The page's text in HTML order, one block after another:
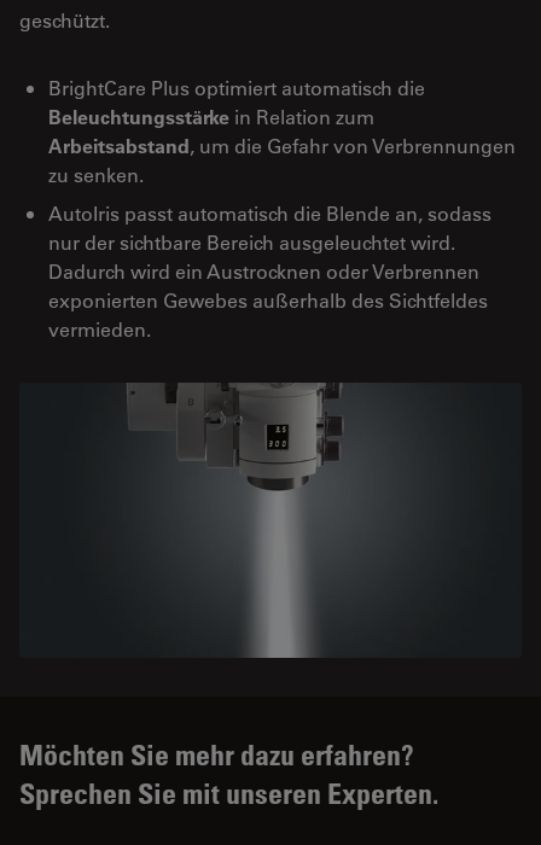
geschützt.
BrightCare Plus optimiert automatisch die
Beleuchtungsstärke in Relation zum
Arbeitsabstand, um die Gefahr von Verbrennungen
zu senken.
AutoIris passt automatisch die Blende an, sodass
nur der sichtbare Bereich ausgeleuchtet wird.
Dadurch wird ein Austrocknen oder Verbrennen
exponierten Gewebes außerhalb des Sichtfeldes
vermieden.
Möchten Sie mehr dazu erfahren?
Sprechen Sie mit unseren Experten.